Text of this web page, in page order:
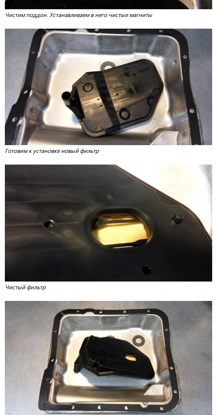
Чистим поддон. Устанавливаем в него чистые магниты
Готовим к установке новый фильтр
Чистый фильтр